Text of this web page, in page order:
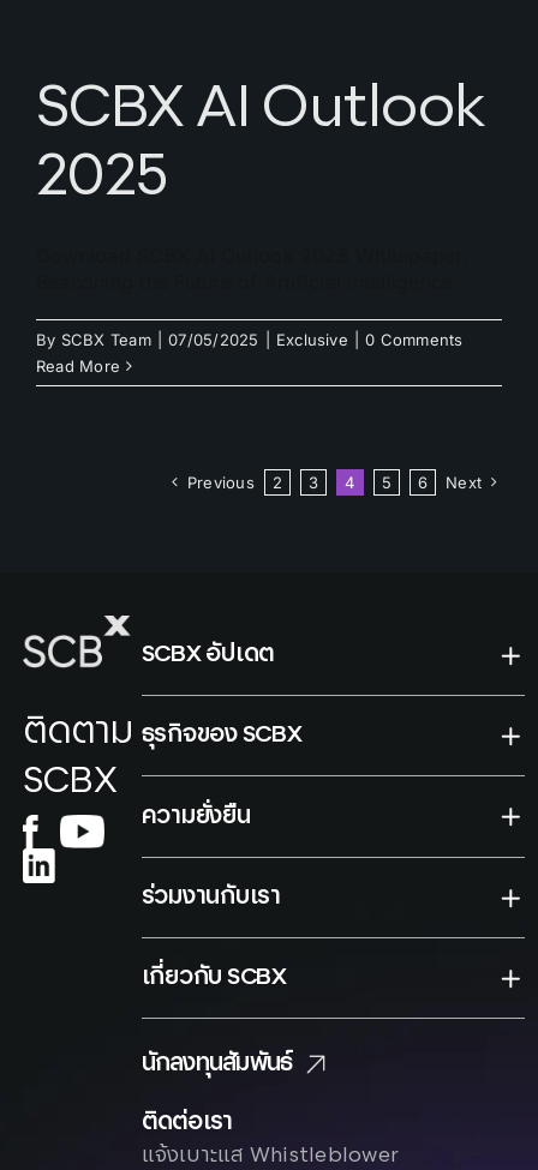
SCBX AI Outlook
2025
By SCBX Team 07/05/2025 Exclusive
0 Comments
Read More
Previous 2 3 4 5 6 Next
ติดตาม
SCBX
SCBX อัปเดต
ธุรกิจของ SCBX
ความยั่งยืน
ร่วมงานกับเรา
เกี่ยวกับ SCBX
นักลงทุนสัมพันธ์
ติดต่อเรา
แจ้งเบาะแส Whistleblower